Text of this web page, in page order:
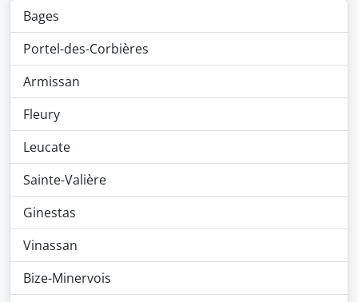
Bages
Portel-des-Corbières
Armissan
Fleury
Leucate
Sainte-Valière
Ginestas
Vinassan
Bize-Minervois